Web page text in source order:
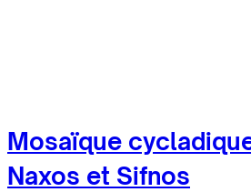
Mosaïque
Naxos et Sifnos